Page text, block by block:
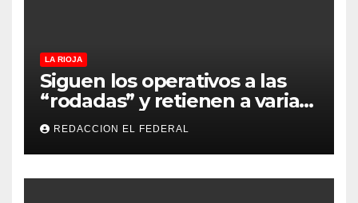
LA RIOJA
Siguen los operativos a las
“rodadas” y retienen a varias
motocicletas
REDACCION EL FEDERAL